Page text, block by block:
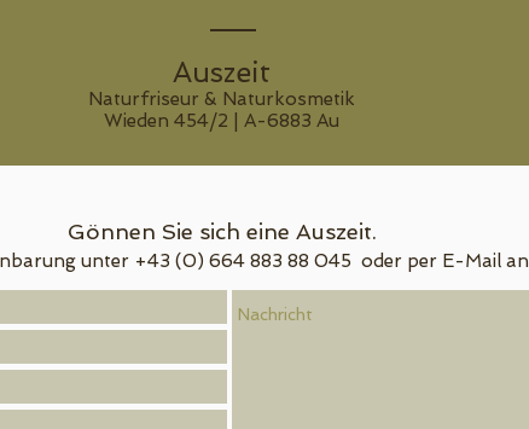
Auszeit
Naturfriseur & Naturkosmetik
Wieden 454/2 | A-6883 Au
Gönnen Sie sich eine Auszeit.
unter +43 (0) 664 883 88 045 oder per E-Mail an